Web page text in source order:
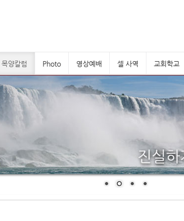
목양칼럼 Photo 영상예배 셀 사역 교회학교